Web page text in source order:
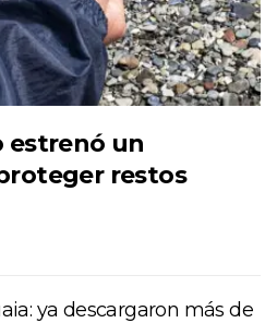
estrenó un
restos
ya descargaron más de